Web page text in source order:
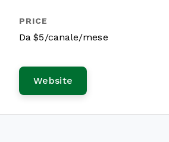
Da $5/canale/mese
Website